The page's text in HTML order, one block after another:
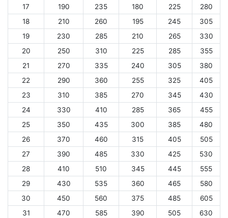
17 190 235 180 225
280
18
210 260 195 245
305
19
230 285 210 265
330
20
250 310 225 285
355
21
270 335 240 305
380
22
290 360 255 325
405
23
310 385 270 345
430
24
330 410 285 365
455
25
350 435 300 385
480
26
370 460 315 405
505
27
390 485 330 425
530
28
410 510 345 445
555
29
430 535 360 465
580
30
450 560 375 485
605
31
470 585 390 505
630